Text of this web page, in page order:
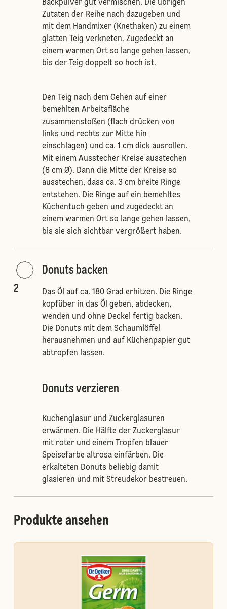
Backpulver gut vermischen. Die übrigen
Zutaten der Reihe nach dazugeben und
mit dem Handmixer (Knethaken) zu einem
glatten Teig verkneten. Zugedeckt an
einem warmen Ort so lange gehen lassen,
bis der Teig doppelt so hoch ist.
Den Teig nach dem Gehen auf einer
bemehlten Arbeitsfläche
zusammenstoßen (flach drücken von
links und rechts zur Mitte hin
einschlagen) und ca. 1 cm dick ausrollen.
Mit einem Ausstecher Kreise ausstechen
(8 cm Ø). Dann die Mitte der Kreise so
ausstechen, dass ca. 3 cm breite Ringe
entstehen. Die Ringe auf ein bemehltes
Küchentuch geben und zugedeckt an
einem warmen Ort so lange gehen lassen,
bis sie sich sichtbar vergrößert haben.
2
Donuts backen
Das Öl auf ca. 180 Grad erhitzen. Die Ringe
kopfüber in das Öl geben, abdecken,
wenden und ohne Deckel fertig backen.
Die Donuts mit dem Schaumlöffel
herausnehmen und auf Küchenpapier gut
abtropfen lassen.
Donuts verzieren
Kuchenglasur und Zuckerglasuren
erwärmen. Die Hälfte der Zuckerglasur
mit roter und einem Tropfen blauer
Speisefarbe altrosa einfärben. Die
erkalteten Donuts beliebig damit
glasieren und mit Streudekor bestreuen.
Produkte ansehen